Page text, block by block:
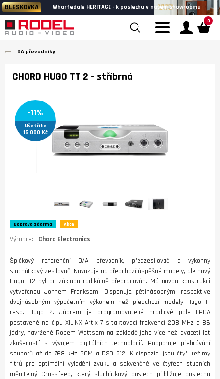
BLESKOVKA Wharfedale HERITAGE - k poslechu v našem showroomu
0
DA převodníky
CHORD HUGO TT 2 - stříbrná
-11%
Ušetříte
15 000 Kč
Doprava zdarma Akce
Výrobce: Chord Electronics
Špičkový referenční D/A převodník, předzesilovač a výkonný
sluchátkový zesilovač. Navazuje na předchozí úspěšné modely, ale nový
Hugo TT2 byl od základu radikálně přepracován. Má novou konstrukci
vytvořenou Johnem Franksem. Disponuje pětinásobným, respektive
dvojnásobným výpočetním výkonem než předchozí modely Hugo TT
resp. Hugo 2. Jádrem je programovatené hradlové pole FPGA
postavené na čipu XILINX Artix 7 s taktovací frekvencí 208 MHz a 86
jádry, navržené Robem Wattsem na základě jeho více než dvaceti let
zkušeností s vývojem digitálních technologií. Podporuje přehrávání
souborů až do 768 kHz PCM a DSD 512. K dispozici jsou čtyři režimy
fitrů pro optimální vyladění zvuku a sekvenčně ve čtyřech stupních
měnitelný Crossfeed, který sluchátkový poslech přibližuje poslechu